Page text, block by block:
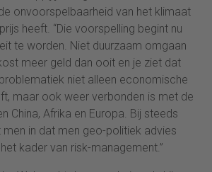
onvoorspelbaarheid van het klimaat
heeft. “Die voorspelling begint nu
te worden. Niet duurzaam omgaan
meer geld dan ooit en je ziet dat
niet alleen economische
maar ook weer verbonden is met de
China, Afrika en Europa. Bij steeds
in dat men geo-politiek advies
kader van risk-management.”